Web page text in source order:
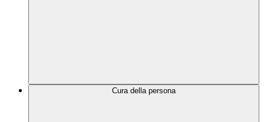
Cura della persona